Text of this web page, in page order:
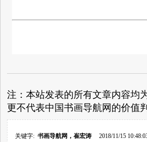
注：本站发表的所有文章内容均
更不代表中国书画导航网的价值判
关键字: 书画导航网，崔宏涛 2018/11/15